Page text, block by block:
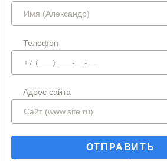
Телефон
Адрес сайта